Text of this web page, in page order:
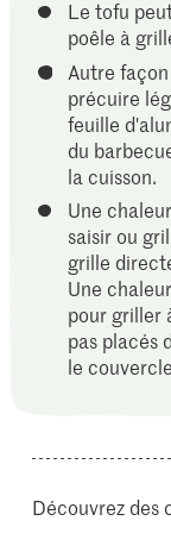
Le tofu
poêle à
Autre
précuire
feuille
du
la cuisson.
Une
saisir ou
grille
Une
pour griller
pas placés
le
Découvrez des